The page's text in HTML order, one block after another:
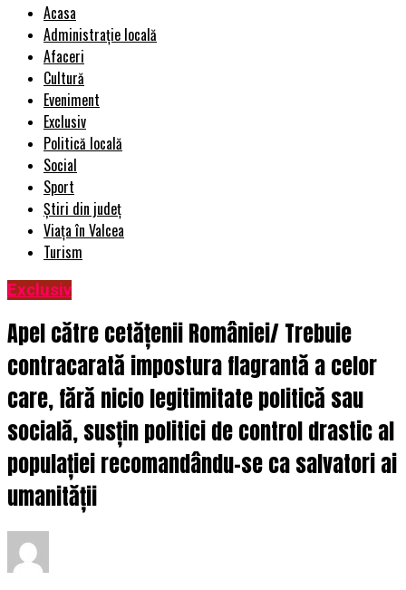
Acasa
Administrație locală
Afaceri
Cultură
Eveniment
Exclusiv
Politică locală
Social
Sport
Știri din județ
Viața în Valcea
Turism
Exclusiv
Apel către cetățenii României/ Trebuie
contracarată impostura flagrantă a celor
care, fără nicio legitimitate politică sau
socială, susțin politici de control drastic al
populației recomandându-se ca salvatori ai
umanității